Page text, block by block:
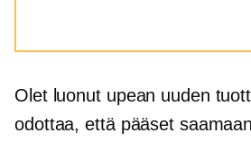
Olet luonut upean uuden
odottaa, että pääset